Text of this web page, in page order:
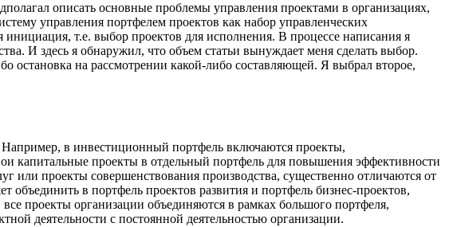
описать основные проблемы управления проектами в организациях,
управления портфелем проектов как набор управленческих
т.е. выбор проектов для исполнения. В процессе написания я
И здесь я обнаружил, что объем статьи вынуждает меня сделать выбор.
остановка на рассмотрении какой-либо составляющей. Я выбрал второе,
в инвестиционный портфель включаются проекты,
проекты в отдельный портфель для повышения эффективности
или проекты совершенствования производства, существенно отличаются от
в портфель проектов развития и портфель бизнес-проектов,
проекты организации объединяются в рамках большого портфеля,
деятельности с постоянной деятельностью организации.